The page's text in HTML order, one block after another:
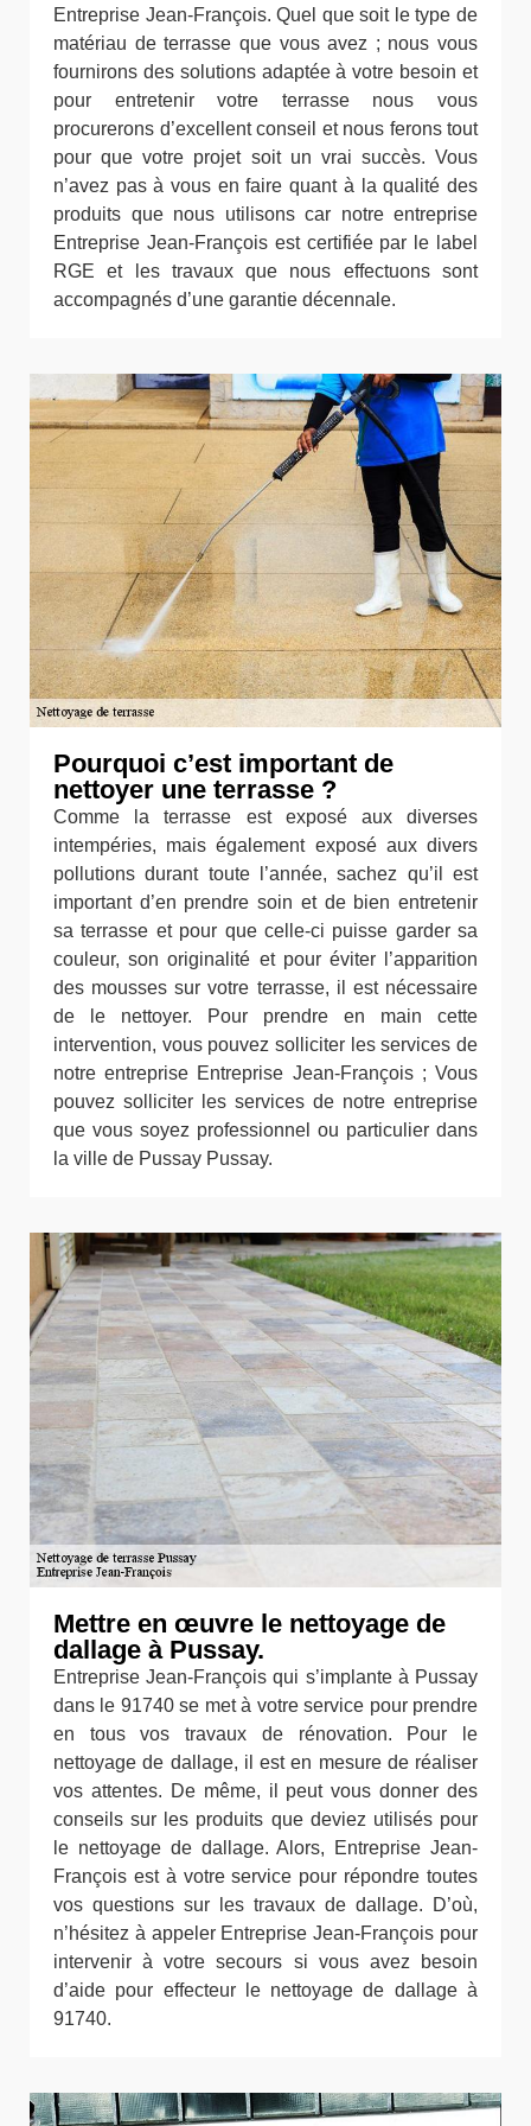
Entreprise Jean-François. Quel que soit le type de
matériau de terrasse que vous avez ; nous vous
fournirons des solutions adaptée à votre besoin et
pour entretenir votre terrasse nous vous
procurerons d’excellent conseil et nous ferons tout
pour que votre projet soit un vrai succès. Vous
n’avez pas à vous en faire quant à la qualité des
produits que nous utilisons car notre entreprise
Entreprise Jean-François est certifiée par le label
RGE et les travaux que nous effectuons sont
accompagnés d’une garantie décennale.
Pourquoi c’est important de
nettoyer une terrasse ?
Comme la terrasse est exposé aux diverses
intempéries, mais également exposé aux divers
pollutions durant toute l’année, sachez qu’il est
important d’en prendre soin et de bien entretenir
sa terrasse et pour que celle-ci puisse garder sa
couleur, son originalité et pour éviter l’apparition
des mousses sur votre terrasse, il est nécessaire
de le nettoyer. Pour prendre en main cette
intervention, vous pouvez solliciter les services de
notre entreprise Entreprise Jean-François ; Vous
pouvez solliciter les services de notre entreprise
que vous soyez professionnel ou particulier dans
la ville de Pussay Pussay.
Mettre en œuvre le nettoyage de
dallage à Pussay.
Entreprise Jean-François qui s’implante à Pussay
dans le 91740 se met à votre service pour prendre
en tous vos travaux de rénovation. Pour le
nettoyage de dallage, il est en mesure de réaliser
vos attentes. De même, il peut vous donner des
conseils sur les produits que deviez utilisés pour
le nettoyage de dallage. Alors, Entreprise Jean-
François est à votre service pour répondre toutes
vos questions sur les travaux de dallage. D’où,
n’hésitez à appeler Entreprise Jean-François pour
intervenir à votre secours si vous avez besoin
d’aide pour effecteur le nettoyage de dallage à
91740.